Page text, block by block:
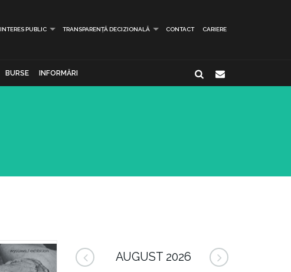
PUBLIC TRANSPARENȚĂ DECIZIONALĂ CONTACT CARIERE
BURSE INFORMĂRI
AUGUST 2026